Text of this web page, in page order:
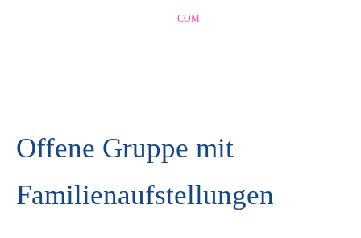
.COM
Offene Gruppe mit
Familienaufstellungen